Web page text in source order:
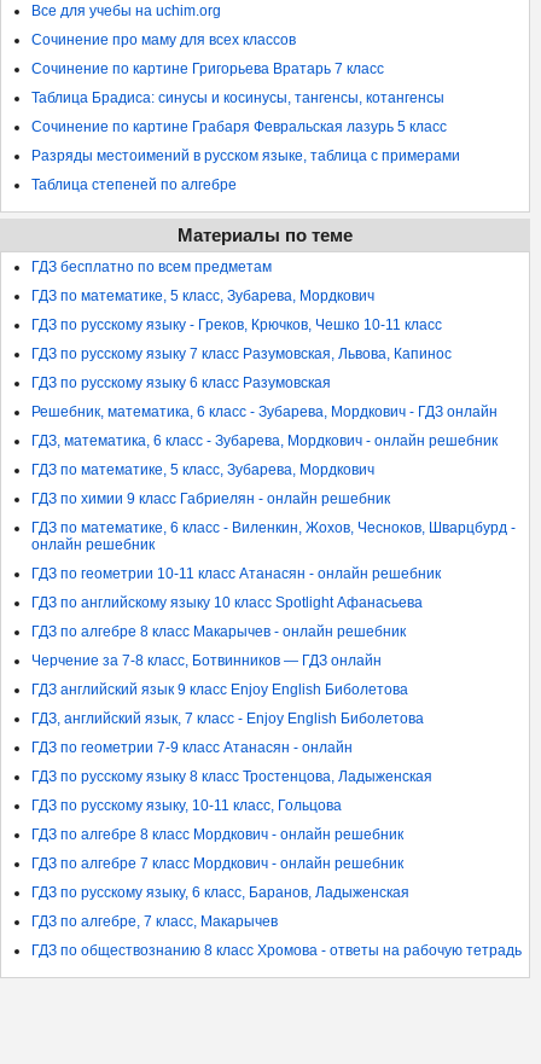
Все для учебы на uchim.org
Сочинение про маму для всех классов
Сочинение по картине Григорьева Вратарь 7 класс
Таблица Брадиса: синусы и косинусы, тангенсы, котангенсы
Сочинение по картине Грабаря Февральская лазурь 5 класс
Разряды местоимений в русском языке, таблица с примерами
Таблица степеней по алгебре
Материалы по теме
ГДЗ бесплатно по всем предметам
ГДЗ по математике, 5 класс, Зубарева, Мордкович
ГДЗ по русскому языку - Греков, Крючков, Чешко 10-11 класс
ГДЗ по русскому языку 7 класс Разумовская, Львова, Капинос
ГДЗ по русскому языку 6 класс Разумовская
Решебник, математика, 6 класс - Зубарева, Мордкович - ГДЗ онлайн
ГДЗ, математика, 6 класс - Зубарева, Мордкович - онлайн решебник
ГДЗ по математике, 5 класс, Зубарева, Мордкович
ГДЗ по химии 9 класс Габриелян - онлайн решебник
ГДЗ по математике, 6 класс - Виленкин, Жохов, Чесноков, Шварцбурд -
онлайн решебник
ГДЗ по геометрии 10-11 класс Атанасян - онлайн решебник
ГДЗ по английскому языку 10 класс Spotlight Афанасьева
ГДЗ по алгебре 8 класс Макарычев - онлайн решебник
Черчение за 7-8 класс, Ботвинников — ГДЗ онлайн
ГДЗ английский язык 9 класс Enjoy English Биболетова
ГДЗ, английский язык, 7 класс - Enjoy English Биболетова
ГДЗ по геометрии 7-9 класс Атанасян - онлайн
ГДЗ по русскому языку 8 класс Тростенцова, Ладыженская
ГДЗ по русскому языку, 10-11 класс, Гольцова
ГДЗ по алгебре 8 класс Мордкович - онлайн решебник
ГДЗ по алгебре 7 класс Мордкович - онлайн решебник
ГДЗ по русскому языку, 6 класс, Баранов, Ладыженская
ГДЗ по алгебре, 7 класс, Макарычев
ГДЗ по обществознанию 8 класс Хромова - ответы на рабочую тетрадь